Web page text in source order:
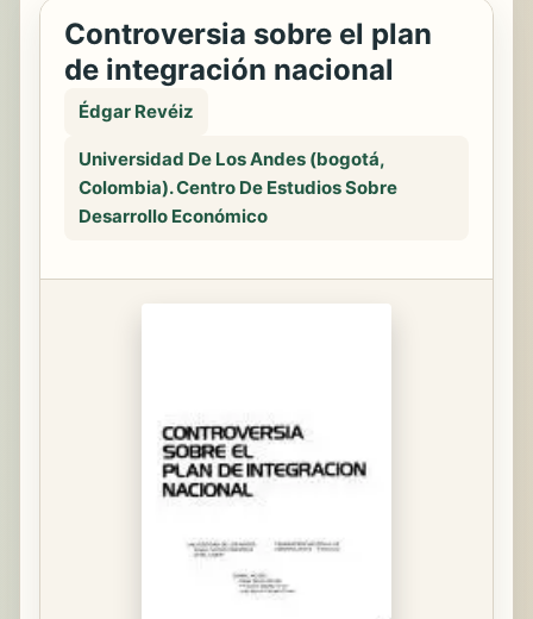
Controversia sobre el plan
de integración nacional
Édgar Revéiz
Universidad De Los Andes (bogotá,
Colombia). Centro De Estudios Sobre
Desarrollo Económico